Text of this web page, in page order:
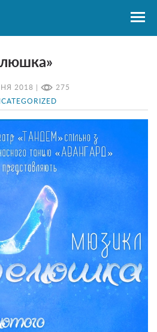
2018 | 275